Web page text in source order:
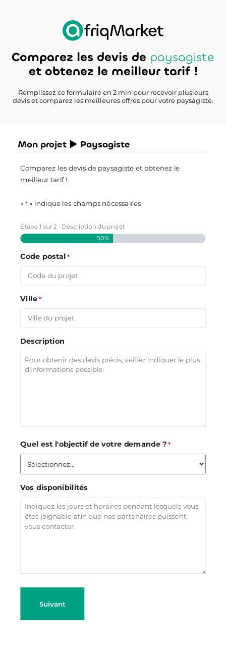
Comparez les devis de paysagiste
et obtenez le meilleur tarif !
Remplissez ce formulaire en 2 min pour recevoir plusieurs
devis et comparez les meilleures offres pour votre paysagiste.
Mon projet ► Paysagiste
Comparez les devis de paysagiste et obtenez le
meilleur tarif !
«* » indique les champs nécessaires
Étape1 sur2 - Description du projet
50%
Code postal *
Ville *
Description
Quel est l'objectif de votre demande ? *
Vos disponibilités